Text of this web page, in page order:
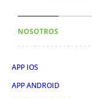
NOSOTROS
APP IOS
APP ANDROID